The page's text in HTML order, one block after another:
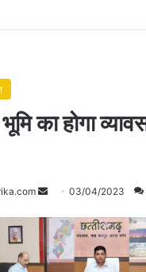
का होगा
Send
email
03/04/2023